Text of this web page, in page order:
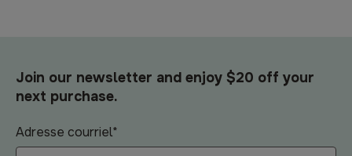
Join our newsletter and enjoy $20 off your
next purchase.
Adresse courriel*